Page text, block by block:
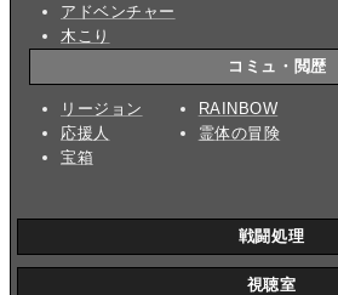
アドベンチャー
木こり
コミュ・閲歴
リージョン
応援人
宝箱
RAINBOW
霊体の冒険
戦闘処理
視聴室